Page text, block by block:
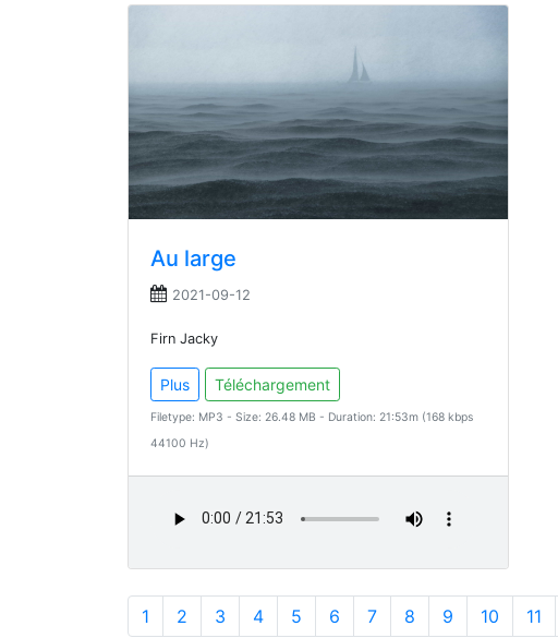
Au large
2021-09-12
Firn Jacky
Plus Téléchargement
Filetype: MP3 - Size: 26.48 MB - Duration: 21:53m (168 kbps
44100 Hz)
1 2 3 4 5 6 7 8 9 10 11